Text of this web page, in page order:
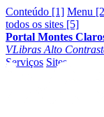
Conteúdo [1] Menu
todos os sites [5]
Portal Montes
VLibras Alto
Serviços Sites